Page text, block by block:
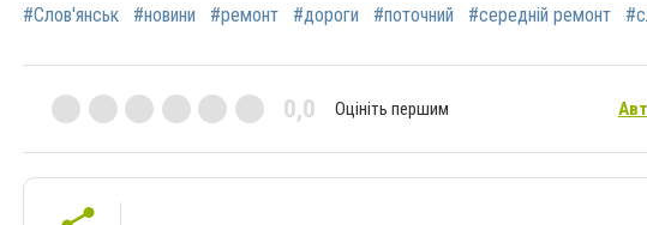
#Слов'янськ #новини #ремонт #дороги #поточний #середній ремонт
0,0 Оцініть першим